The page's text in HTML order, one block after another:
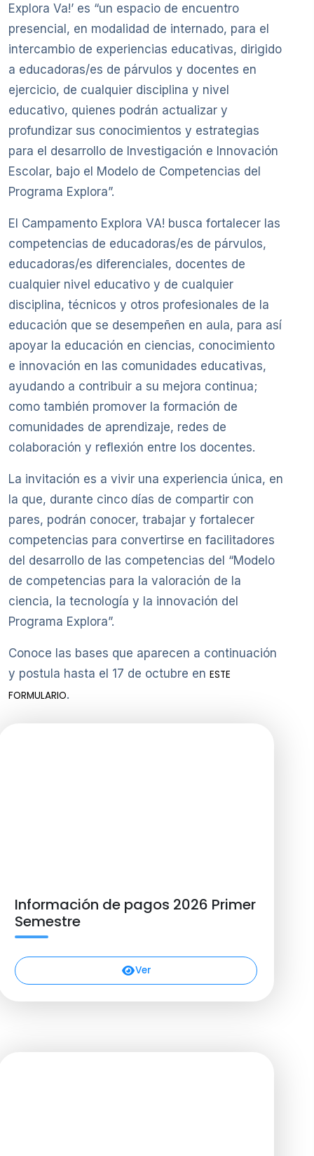
Explora Va!’ es “un espacio de encuentro
presencial, en modalidad de internado, para el
intercambio de experiencias educativas, dirigido
a educadoras/es de párvulos y docentes en
ejercicio, de cualquier disciplina y nivel
educativo, quienes podrán actualizar y
profundizar sus conocimientos y estrategias
para el desarrollo de Investigación e Innovación
Escolar, bajo el Modelo de Competencias del
Programa Explora”.
El Campamento Explora VA! busca fortalecer las
competencias de educadoras/es de párvulos,
educadoras/es diferenciales, docentes de
cualquier nivel educativo y de cualquier
disciplina, técnicos y otros profesionales de la
educación que se desempeñen en aula, para así
apoyar la educación en ciencias, conocimiento
e innovación en las comunidades educativas,
ayudando a contribuir a su mejora continua;
como también promover la formación de
comunidades de aprendizaje, redes de
colaboración y reflexión entre los docentes.
La invitación es a vivir una experiencia única, en
la que, durante cinco días de compartir con
pares, podrán conocer, trabajar y fortalecer
competencias para convertirse en facilitadores
del desarrollo de las competencias del “Modelo
de competencias para la valoración de la
ciencia, la tecnología y la innovación del
Programa Explora”.
Conoce las bases que aparecen a continuación
y postula hasta el 17 de octubre en ESTE
FORMULARIO.
Información de pagos 2026 Primer
Semestre
Ver